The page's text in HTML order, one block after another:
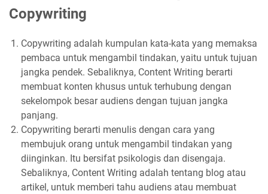
Copywriting
Copywriting adalah kumpulan kata-kata yang memaksa
pembaca untuk mengambil tindakan, yaitu untuk tujuan
jangka pendek. Sebaliknya, Content Writing berarti
membuat konten khusus untuk terhubung dengan
sekelompok besar audiens dengan tujuan jangka
panjang.
Copywriting berarti menulis dengan cara yang
membujuk orang untuk mengambil tindakan yang
diinginkan. Itu bersifat psikologis dan disengaja.
Sebaliknya, Content Writing adalah tentang blog atau
artikel, untuk memberi tahu audiens atau membuat